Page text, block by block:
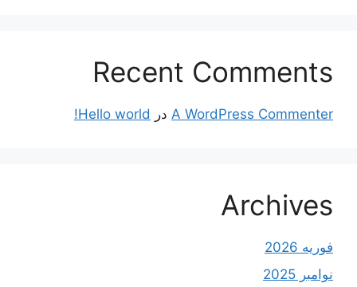
Recent Comments
A WordPress Commenter در Hello world!
Archives
فوریه 2026
نوامبر 2025